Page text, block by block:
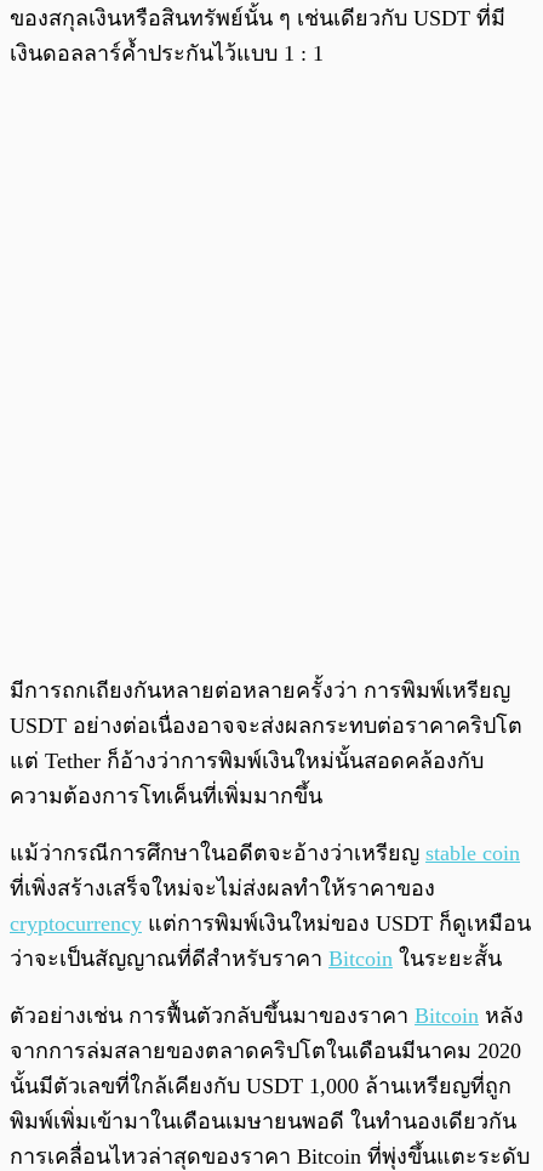
ของสกุลเงินหรือสินทรัพย์นั้น ๆ เช่นเดียวกับ USDT ที่มี
เงินดอลลาร์ค้ำประกันไว้แบบ 1 : 1
มีการถกเถียงกันหลายต่อหลายครั้งว่า การพิมพ์เหรียญ
USDT อย่างต่อเนื่องอาจจะส่งผลกระทบต่อราคาคริปโต
แต่ Tether ก็อ้างว่าการพิมพ์เงินใหม่นั้นสอดคล้องกับ
ความต้องการโทเค็นที่เพิ่มมากขึ้น
แม้ว่ากรณีการศึกษาในอดีตจะอ้างว่าเหรียญ stable coin
ที่เพิ่งสร้างเสร็จใหม่จะไม่ส่งผลทำให้ราคาของ
cryptocurrency แต่การพิมพ์เงินใหม่ของ USDT ก็ดูเหมือน
ว่าจะเป็นสัญญาณที่ดีสำหรับราคา Bitcoin ในระยะสั้น
ตัวอย่างเช่น การฟื้นตัวกลับขึ้นมาของราคา Bitcoin หลัง
จากการล่มสลายของตลาดคริปโตในเดือนมีนาคม 2020
นั้นมีตัวเลขที่ใกล้เคียงกับ USDT 1,000 ล้านเหรียญที่ถูก
พิมพ์เพิ่มเข้ามาในเดือนเมษายนพอดี ในทำนองเดียวกัน
การเคลื่อนไหวล่าสุดของราคา Bitcoin ที่พุ่งขึ้นแตะระดับ